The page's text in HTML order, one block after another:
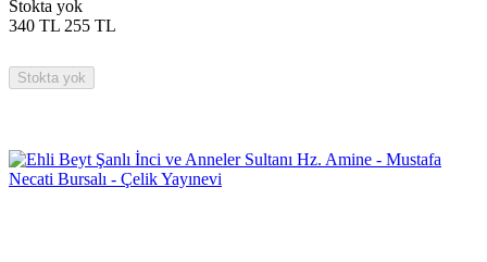
Stokta yok
340 TL 255 TL
Stokta yok